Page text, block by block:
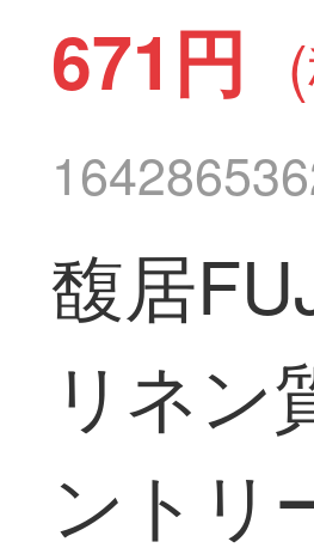
671円
馥居
リネン
ントリ